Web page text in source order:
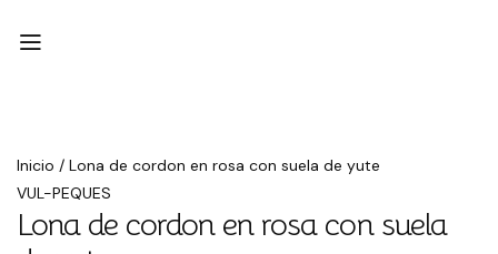
Inicio / Lona de cordon en rosa con suela de yute
VUL-PEQUES
Lona de cordon en rosa con suela